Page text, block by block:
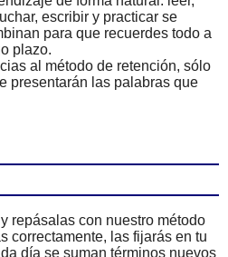
escribir y practicar se
para que recuerdes todo a
plazo.
al método de retención, sólo
presentarán las palabras que
repásalas con nuestro método
correctamente, las fijarás en tu
día se suman términos nuevos